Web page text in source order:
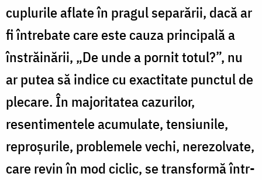
cuplurile aflate în pragul separării, dacă ar
fi întrebate care este cauza principală a
înstrăinării, „De unde a pornit totul?”, nu
ar putea să indice cu exactitate punctul de
plecare. În majoritatea cazurilor,
resentimentele acumulate, tensiunile,
reproşurile, problemele vechi, nerezolvate,
care revin în mod ciclic, se transformă într-